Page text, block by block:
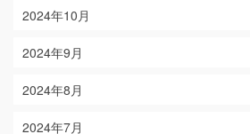
2024年10月
2024年9月
2024年8月
2024年7月